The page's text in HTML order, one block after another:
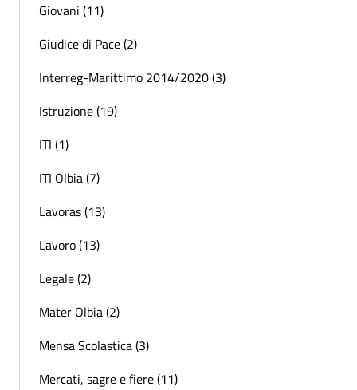
Giovani (11)
Giudice di Pace (2)
Interreg-Marittimo 2014/2020 (3)
Istruzione (19)
ITI (1)
ITI Olbia (7)
Lavoras (13)
Lavoro (13)
Legale (2)
Mater Olbia (2)
Mensa Scolastica (3)
Mercati, sagre e fiere (11)